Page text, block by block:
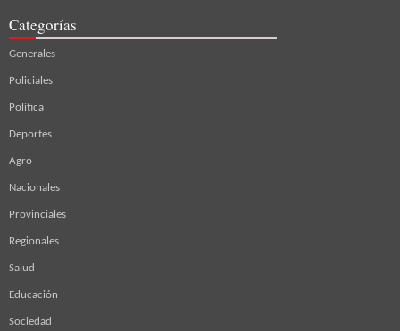
Categorías
Generales
Policiales
Política
Deportes
Agro
Nacionales
Provinciales
Regionales
Salud
Educación
Sociedad